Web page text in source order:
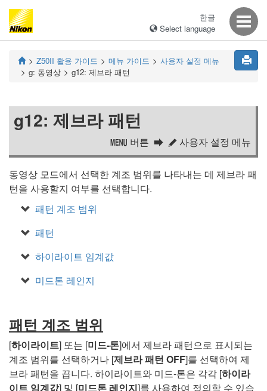
한글
Select language
Z50II 활용 가이드 메뉴 가이드
사용자 설정 메뉴
g: 동영상 g12: 제브라 패턴
g12: 제브라 패턴
G 버튼 A 사용자 설정 메뉴
동영상 모드에서 선택한 계조 범위를 나타내는 데 제브라 패
턴을 사용할지 여부를 선택합니다.
패턴 계조 범위
패턴
하이라이트 임계값
미드톤 레인지
패턴 계조 범위
[하이라이트] 또는 [미드-톤]에서 제브라 패턴으로 표시되는
계조 범위를 선택하거나 [제브라 패턴 OFF]를 선택하여 제
브라 패턴을 끕니다. 하이라이트와 미드-톤은 각각 [하이라
이트 임계값] 및 [미드톤 레인지]를 사용하여 정의할 수 있습